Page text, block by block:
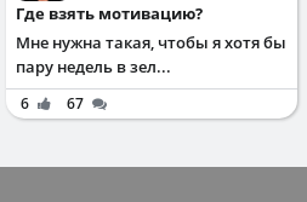
Где взять мотивацию?
Мне нужна такая, чтобы я хотя бы
пару недель в зел...
6 67